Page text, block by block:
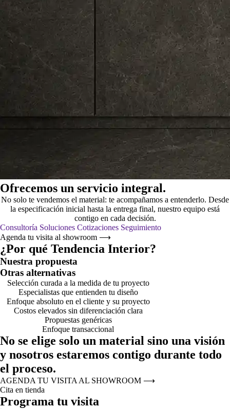
Ofrecemos un servicio integral.
No solo te vendemos el material: te acompañamos a entenderlo. Desde
la especificación inicial hasta la entrega final, nuestro equipo está
contigo en cada decisión.
Consultoría Soluciones Cotizaciones Seguimiento
Agenda tu visita al showroom ⟶
¿Por qué Tendencia Interior?
Nuestra propuesta
Otras alternativas
Selección curada a la medida de tu proyecto
Especialistas que entienden tu diseño
Enfoque absoluto en el cliente y su proyecto
Costos elevados sin diferenciación clara
Propuestas genéricas
Enfoque transaccional
No se elige solo un material sino una visión
y nosotros estaremos contigo durante todo
el proceso.
AGENDA TU VISITA AL SHOWROOM ⟶
Cita en tienda
Programa tu visita